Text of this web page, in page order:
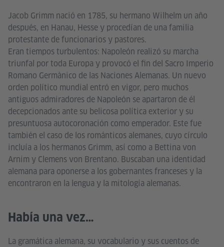
Jacob Grimm nació en 1785, su hermano Wilhelm un año
después, en Hanau, Hesse y procedían de una familia
protestante de funcionarios y pastores.
Eran tiempos turbulentos: Napoleón realizó su marcha
triunfal por toda Europa y provocó el fin del Sacro Imperio
Romano Germànico de las Naciones Alemanas. Un nuevo
orden político mundial entró en vigor, pero muchos
antiguos admiradores de Napoleón se apartaron de él
decepcionados ante su belicosa política exterior y su
presuntuosa autocoronación como emperador. Este fue
también el caso de los románticos alemanes, cuyo círculo
incluía a los hermanos Grimm, así como a Bettina von
Arnim y Clemens von Brentano. Buscaban una identidad
alemana para oponerse a los gobernantes franceses y la
encontraron en la lengua y la mitología alemanas.
Había una vez…
La gramática alemana, su vocabulario y sus cuentos de